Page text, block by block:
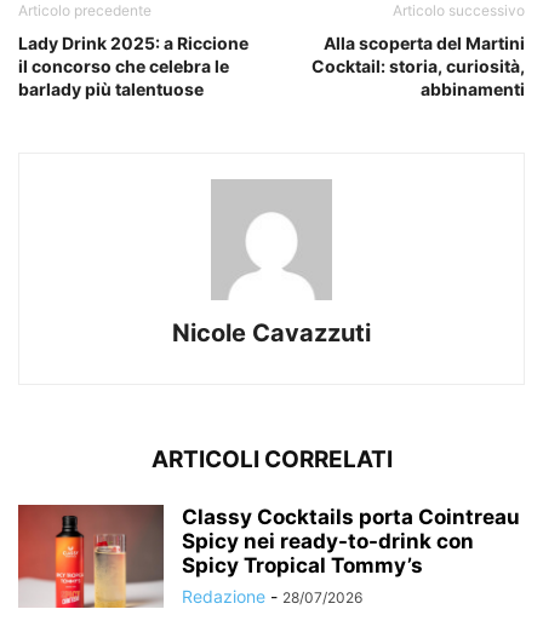
Articolo precedente
Lady Drink 2025: a Riccione
il concorso che celebra le
barlady più talentuose
Articolo successivo
Alla scoperta del Martini
Cocktail: storia, curiosità,
abbinamenti
Nicole Cavazzuti
ARTICOLI CORRELATI
Classy Cocktails porta Cointreau
Spicy nei ready-to-drink con
Spicy Tropical Tommy’s
Redazione - 28/07/2026